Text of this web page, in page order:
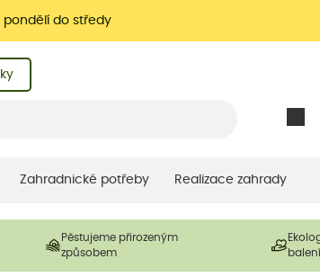
do středy
Zahradnické potřeby Realizace zahrady
Pěstujeme přirozeným
způsobem